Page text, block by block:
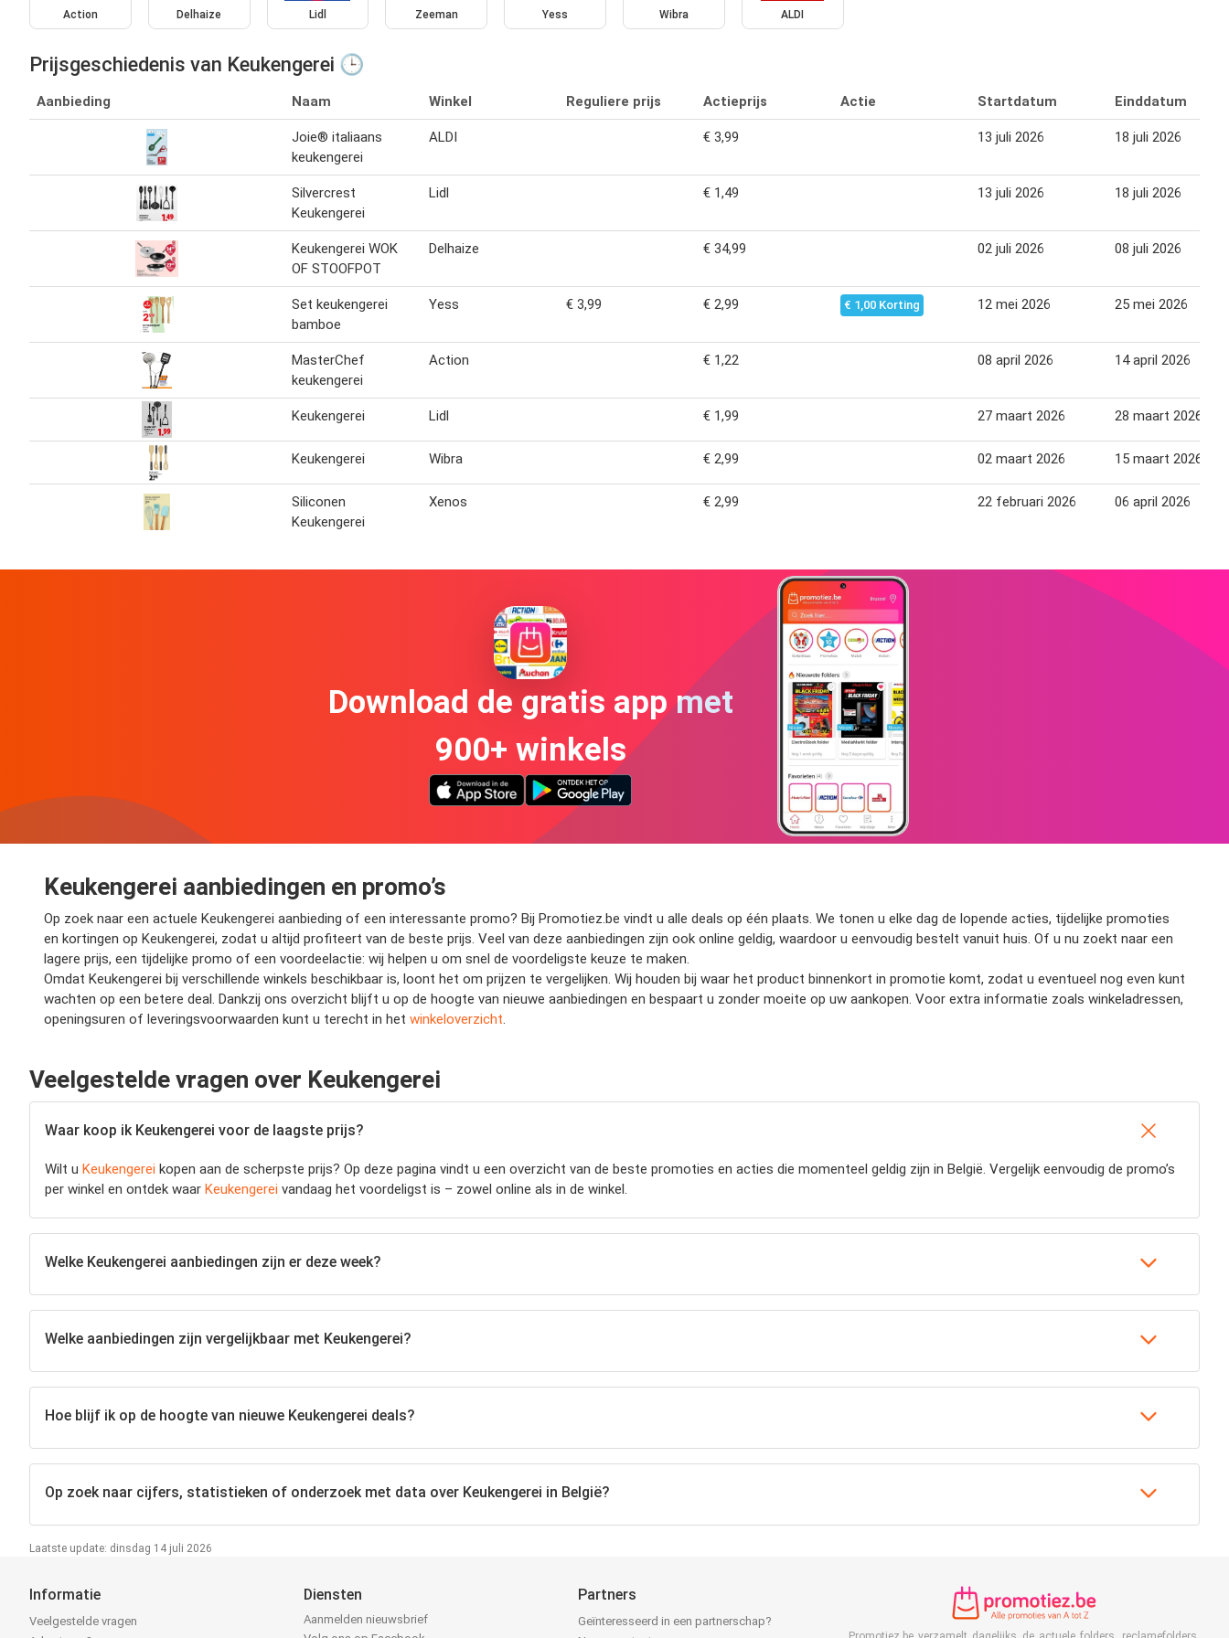
Action Delhaize Lidl Zeeman Yess Wibra ALDI
Prijsgeschiedenis van Keukengerei 🕒
Aanbieding Naam Winkel Reguliere prijs Actieprijs Actie Startdatum Einddatum
Joie® italiaans
keukengerei
ALDI € 3,99 13 juli 2026 18 juli 2026
Silvercrest
Keukengerei
Lidl € 1,49 13 juli 2026 18 juli 2026
Keukengerei WOK
OF STOOFPOT
Delhaize € 34,99 02 juli 2026 08 juli 2026
Set keukengerei
bamboe
Yess € 3,99 € 2,99 € 1,00 Korting 12 mei 2026 25 mei 2026
MasterChef
keukengerei
Action € 1,22 08 april 2026 14 april 2026
Keukengerei Lidl € 1,99 27 maart 2026 28 maart 2026
Keukengerei Wibra € 2,99 02 maart 2026 15 maart 2026
Siliconen
Keukengerei
Xenos € 2,99 22 februari 2026 06 april 2026
Download de gratis app met
900+ winkels
Keukengerei aanbiedingen en promo’s
Op zoek naar een actuele Keukengerei aanbieding of een interessante promo? Bij Promotiez.be vindt u alle deals op één plaats. We tonen u elke dag de lopende acties, tijdelijke promoties
en kortingen op Keukengerei, zodat u altijd profiteert van de beste prijs. Veel van deze aanbiedingen zijn ook online geldig, waardoor u eenvoudig bestelt vanuit huis. Of u nu zoekt naar een
lagere prijs, een tijdelijke promo of een voordeelactie: wij helpen u om snel de voordeligste keuze te maken.
Omdat Keukengerei bij verschillende winkels beschikbaar is, loont het om prijzen te vergelijken. Wij houden bij waar het product binnenkort in promotie komt, zodat u eventueel nog even kunt
wachten op een betere deal. Dankzij ons overzicht blijft u op de hoogte van nieuwe aanbiedingen en bespaart u zonder moeite op uw aankopen. Voor extra informatie zoals winkeladressen,
openingsuren of leveringsvoorwaarden kunt u terecht in het winkeloverzicht
Veelgestelde vragen over Keukengerei
Waar koop ik Keukengerei voor de laagste prijs?
Wilt u Keukengerei kopen aan de scherpste prijs? Op deze pagina vindt u een overzicht van de beste promoties en acties die momenteel geldig zijn in België. Vergelijk eenvoudig de promo’s
per winkel en ontdek waar Keukengerei vandaag het voordeligst is – zowel online als in de winkel.
Welke Keukengerei aanbiedingen zijn er deze week?
Welke aanbiedingen zijn vergelijkbaar met Keukengerei?
Hoe blijf ik op de hoogte van nieuwe Keukengerei deals?
Op zoek naar cijfers, statistieken of onderzoek met data over Keukengerei in België?
Laatste update: dinsdag 14 juli 2026
Informatie
Veelgestelde vragen
Diensten
Aanmelden nieuwsbrief
Partners
Geïnteresseerd in een partnerschap?